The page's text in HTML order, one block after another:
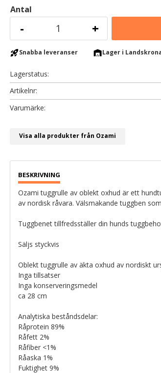
Antal
+
-
rocket_launchSnabba leveranser warehouseLager i
Lagerstatus
Artikelnr
Visa alla produkter från Ozami
Ozami tuggrulle av oblekt oxhud är ett
av nordisk råvara. Välsmakande tuggben
Tuggbenet tillfredsställer din hunds
Säljs styckvis
Oblekt tuggrulle av äkta oxhud av nordiskt
Inga tillsatser
Inga konserveringsmedel
ca 28 cm
Analytiska beståndsdelar:
Råprotein 89%
Råfett 2%
Råfiber <1%
Råaska 1%
Fuktighet 9%